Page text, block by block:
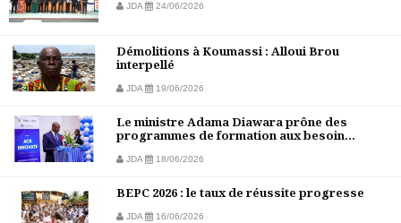
JDA 24/06/2026
Démolitions à Koumassi : Alloui Brou
interpellé
JDA 19/06/2026
Le ministre Adama Diawara prône des
programmes de formation aux besoin...
JDA 18/06/2026
BEPC 2026 : le taux de réussite progresse
JDA 16/06/2026